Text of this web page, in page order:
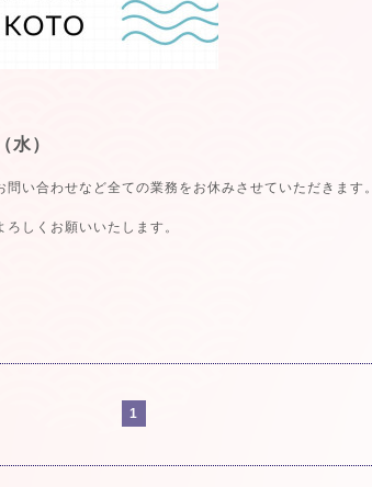
水）
い合わせなど全ての業務をお休みさせていただきます。
しくお願いいたします。
1